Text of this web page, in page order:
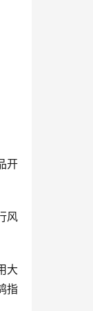
开
风
大
指